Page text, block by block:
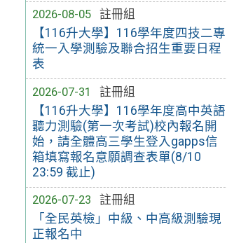
2026-08-05
註冊組
【116升大學】116學年度四技二專
統一入學測驗及聯合招生重要日程
表
2026-07-31
註冊組
【116升大學】116學年度高中英語
聽力測驗(第一次考試)校內報名開
始，請全體高三學生登入gapps信
箱填寫報名意願調查表單(8/10
23:59 截止)
2026-07-23
註冊組
「全民英檢」中級、中高級測驗現
正報名中